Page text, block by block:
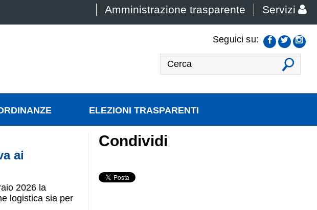
Amministrazione trasparente Servizi
VAI
Seguici su:
ELEZIONI TRASPARENTI
ai
2026 la
logistica sia per
Condividi